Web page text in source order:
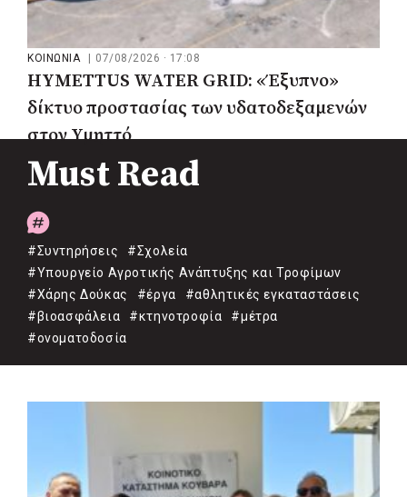
ΚΟΙΝΩΝΙΑ | 07/08/2026 · 17:08
HYMETTUS WATER GRID: «Έξυπνο»
δίκτυο προστασίας των υδατοδεξαμενών
στον Υμηττό
Must Read
#Συντηρήσεις
#Σχολεία
#Υπουργείο Αγροτικής Ανάπτυξης και Τροφίμων
#Χάρης Δούκας
#έργα
#αθλητικές εγκαταστάσεις
#βιοασφάλεια
#κτηνοτροφία
#μέτρα
#ονοματοδοσία